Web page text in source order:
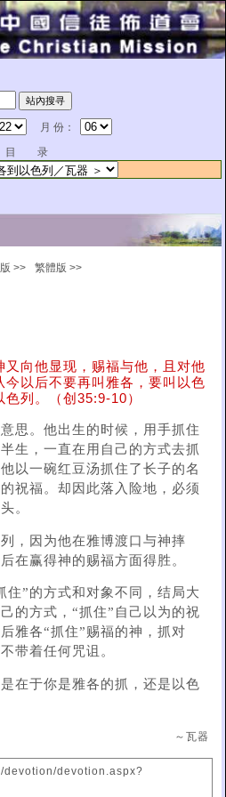
月 份：
目 录
>> 繁體版 >>
又向他显现，赐福与他，且对他
今以后不要再叫雅各，要叫以色
列。（创35:9-10）
思。他出生的时候，用手抓住
生，一直在用自己的方式去抓
以一碗红豆汤抓住了长子的名
祝福。却因此落入险地，必须
。
，因为他在雅博渡口与神摔
在赢得神的赐福方面得胜。
住”的方式和对象不同，结局大
的方式，“抓住”自己以为的祝
雅各“抓住”赐福的神，抓对
带着任何咒诅。
在于你是雅各的抓，还是以色
～瓦器
devotion/devotion.aspx?